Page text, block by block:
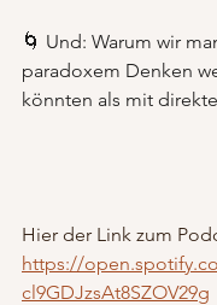
🌀 Und: Warum wir
paradoxem Denken
könnten als mit
Hier der Link zum
https://
cl9GDJzsAt8SZOV29g